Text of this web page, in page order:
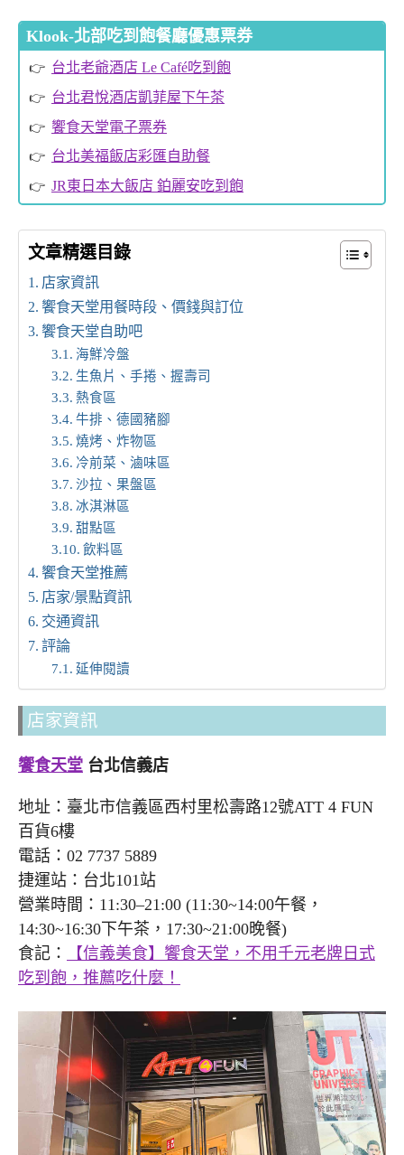
Klook-北部吃到飽餐廳優惠票券
台北老爺酒店 Le Café吃到飽
台北君悅酒店凱菲屋下午茶
饗食天堂電子票券
台北美福飯店彩匯自助餐
JR東日本大飯店 鉑麗安吃到飽
文章精選目錄
店家資訊
饗食天堂用餐時段、價錢與訂位
饗食天堂自助吧
海鮮冷盤
生魚片、手捲、握壽司
熱食區
牛排、德國豬腳
燒烤、炸物區
冷前菜、滷味區
沙拉、果盤區
冰淇淋區
甜點區
飲料區
饗食天堂推薦
店家/景點資訊
交通資訊
評論
延伸閱讀
店家資訊
饗食天堂 台北信義店
地址：臺北市信義區西村里松壽路12號ATT 4 FUN
百貨6樓
電話：02 7737 5889
捷運站：台北101站
營業時間：11:30–21:00 (11:30~14:00午餐，
14:30~16:30下午茶，17:30~21:00晚餐)
食記：
【信義美食】饗食天堂，不用千元老牌日式
吃到飽，推薦吃什麼！